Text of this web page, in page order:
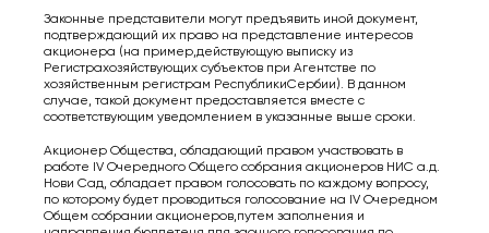
Законные представители могут предъявить иной документ,
подтверждающий их право на представление интересов
акционера (на пример,действующую выписку из
Регистрахозяйствующих субъектов при Агентстве по
хозяйственным регистрам РеспубликиСербии). В данном
случае, такой документ предоставляется вместе с
соответствующим уведомлением в указанные выше сроки.
Aкционер Общества, обладающий правом участвовать в
работе IV Очередного Общего собрания акционеров НИС а.д.
Нови Сад, обладает правом голосовать по каждому вопросу,
по которому будет проводиться голосование на IV Очередном
Общем собрании акционеров,путем заполнения и